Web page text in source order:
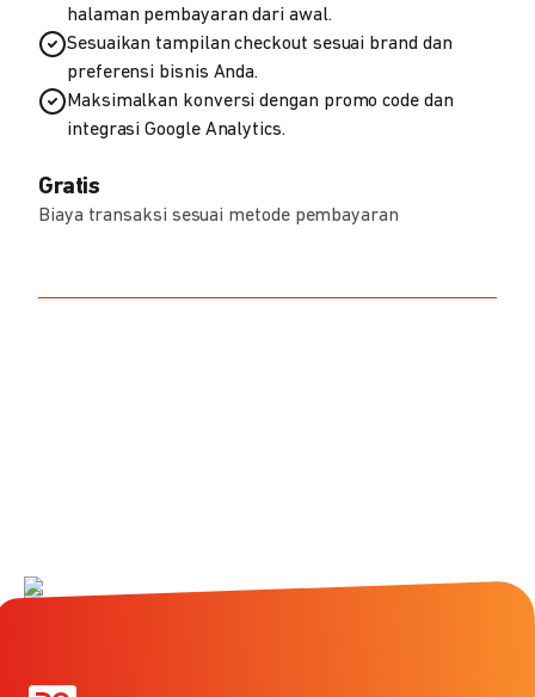
halaman pembayaran dari awal.
Sesuaikan tampilan checkout sesuai brand dan
preferensi bisnis Anda.
Maksimalkan konversi dengan promo code dan
integrasi Google Analytics.
Gratis
Biaya transaksi sesuai metode pembayaran